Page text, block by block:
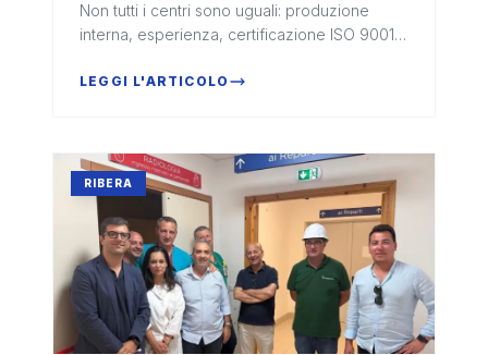
Non tutti i centri sono uguali: produzione
interna, esperienza, certificazione ISO 9001 e
fondamentali per una decisione consapevole
LEGGI L'ARTICOLO
RIBERA